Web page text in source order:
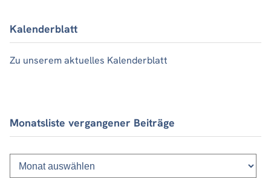
Kalenderblatt
Zu unserem aktuelles Kalenderblatt
Monatsliste vergangener Beiträge
Monatsliste
vergangener
Beiträge